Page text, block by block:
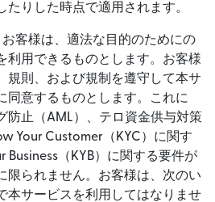
たりした時点で適用されます。
お客様は、適法な目的のためにの
利用できるものとします。お客様
規則、および規制を遵守して本サ
同意するものとします。これに
防止（AML）、テロ資金供与対策
Your Customer（KYC）に関す
Business（KYB）に関する要件が
限られません。お客様は、次のい
本サービスを利用してはなりませ